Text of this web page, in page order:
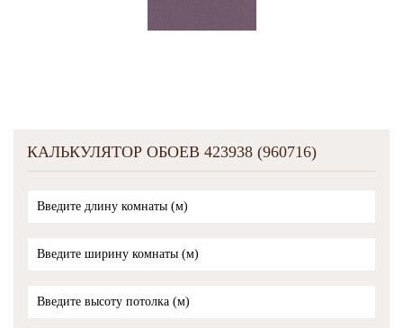
КАЛЬКУЛЯТОР ОБОЕВ 423938 (960716)